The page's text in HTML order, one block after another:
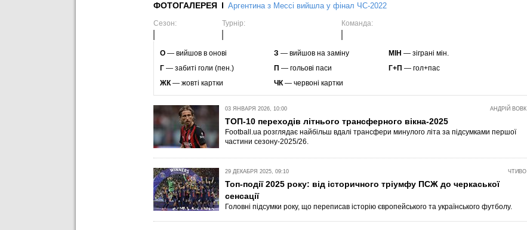
ФОТОГАЛЕРЕЯ
Аргентина з Мессі вийшла у фінал ЧС-2022
Сезон: Турнір: Команда:
O — вийшов в онові З — вийшов на заміну МІН — зіграні мін.
Г — забиті голи (пен.) П — гольові паси Г+П — гол+пас
ЖК— жовті картки ЧК— червоні картки
АНДРІЙ ВОВК
03 ЯНВАРЯ 2026, 10:00
ТОП-10 переходів літнього трансферного вікна-2025
Football.ua розглядає найбільш вдалі трансфери минулого літа за підсумками першої
частини сезону-2025/26.
ЧТИВО
29 ДЕКАБРЯ 2025, 09:10
Топ-події 2025 року: від історичного тріумфу ПСЖ до черкаської
сенсації
Головні підсумки року, що переписав історію європейського та українського футболу.